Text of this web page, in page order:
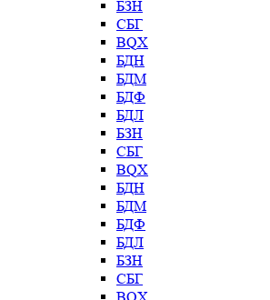
БЗН
СБГ
BQX
БДН
БДМ
БДФ
БДЛ
БЗН
СБГ
BQX
БДН
БДМ
БДФ
БДЛ
БЗН
СБГ